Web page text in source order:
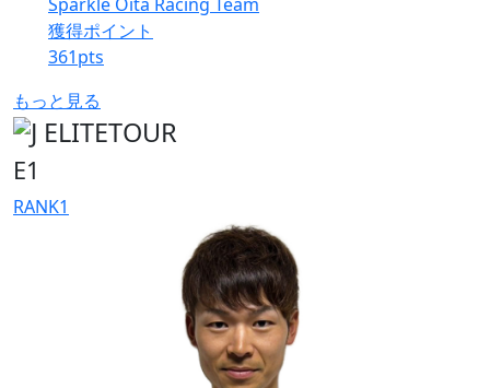
獲得ポイント
361pts
もっと見る
E1
RANK1